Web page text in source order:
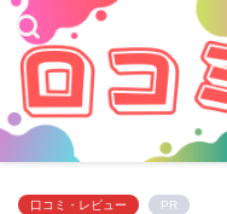
口コミ・レビュー PR